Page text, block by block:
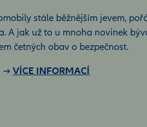
stále běžnějším jevem,
A jak už to u mnoha novinek
četných obav o bezpečnost.
VÍCE INFORMACÍ